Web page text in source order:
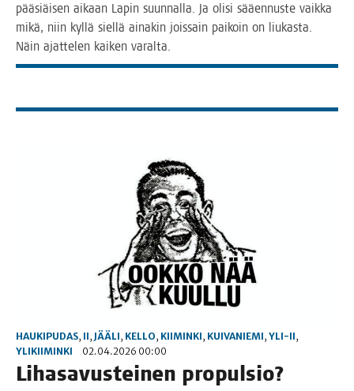
pää­siäi­sen aikaan Lapin suun­nal­la. Ja oli­si sää­en­nus­te vaik­ka
mikä, niin kyl­lä siel­lä aina­kin jois­sain pai­koin on liu­kas­ta.
Näin ajat­te­len kai­ken varalta.
HAUKIPUDAS, II, JÄÄLI, KELLO, KIIMINKI, KUIVANIEMI, YLI-II,
YLIKIIMINKI
02.04.2026 00:00
Liha­sa­vus­tei­nen propulsio?